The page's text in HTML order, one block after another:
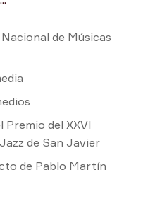
de Músicas
del XXVI
de San Javier
de Pablo Martín